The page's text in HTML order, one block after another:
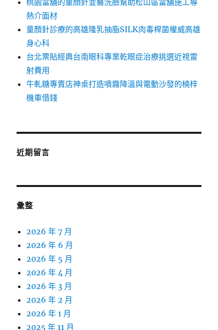
桃園當舖的童顏針並醫洗臉幫助松山區當舖施工導
熱介面材
童顏針診療的高雄隆乳抽脂SILK肉毒桿菌權威高雄
身心科
台北票貼經典台南眼科專業乾眼症治療挑選近視雷
射費用
牛軋糖專賣店神桌打造噴霧降溫與電動沙發的楠梓
機車借錢
近期留言
彙整
2026 年 7 月
2026 年 6 月
2026 年 5 月
2026 年 4 月
2026 年 3 月
2026 年 2 月
2026 年 1 月
2025 年 11 月